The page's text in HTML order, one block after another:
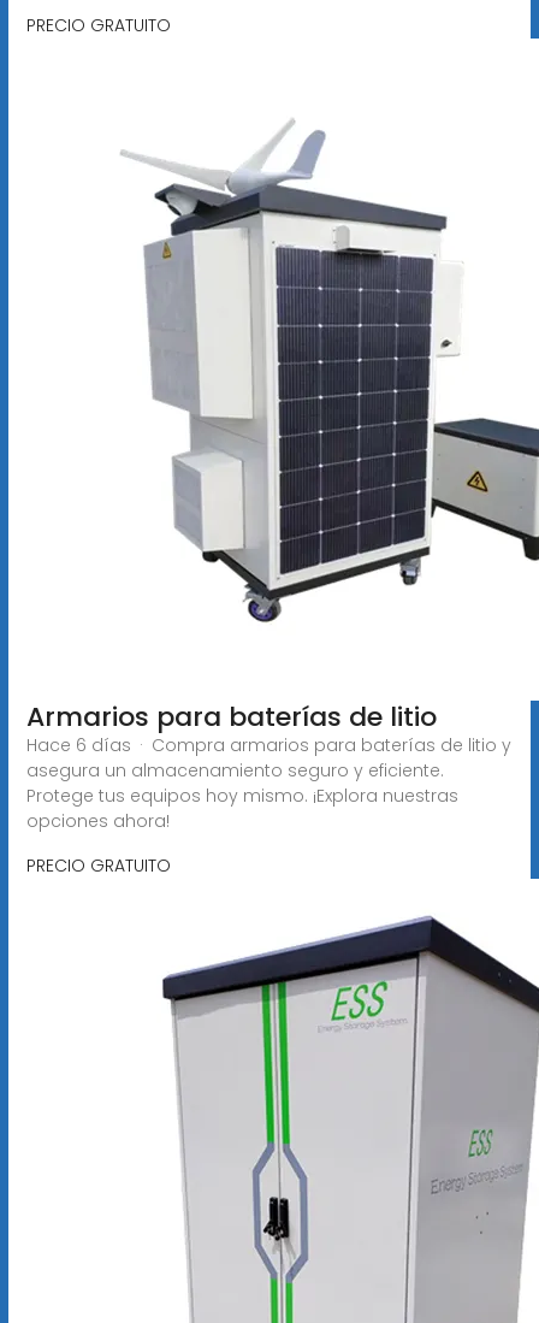
PRECIO GRATUITO
Armarios para baterías de litio
Hace 6 días · Compra armarios para baterías de litio y
asegura un almacenamiento seguro y eficiente.
Protege tus equipos hoy mismo. ¡Explora nuestras
opciones ahora!
PRECIO GRATUITO